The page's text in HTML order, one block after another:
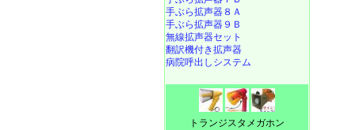
手ぶら拡声器８Ａ
手ぶら拡声器９Ｂ
無線拡声器セット
翻訳機付き拡声器
病院呼出しシステム
トランジスタメガホン